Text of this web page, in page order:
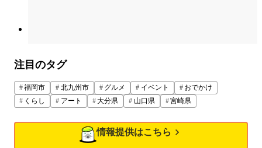
注目のタグ
福岡市 北九州市 グルメ イベント
おでかけ
くらし
アート 大分県 山口県 宮崎県
情報提供はこちら